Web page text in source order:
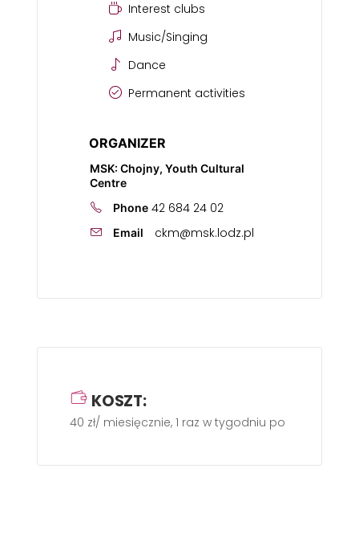
Interest clubs
Music/Singing
Dance
Permanent activities
ORGANIZER
MSK: Chojny, Youth Cultural
Centre
Phone 42 684 24 02
Email ckm@msk.lodz.pl
KOSZT:
40 zł/ miesięcznie, 1 raz w tygodniu po 60 min.